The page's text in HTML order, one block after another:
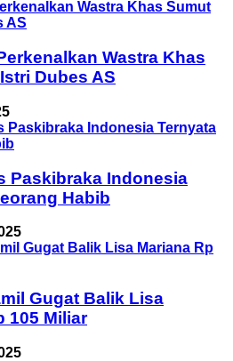
Wastra Khas
Dubes AS
Paskibraka Indonesia
Habib
Gugat Balik Lisa
105 Miliar